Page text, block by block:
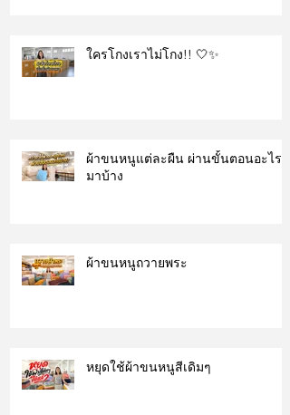
ใครโกงเราไม่โกง!! 🤍✨
ผ้าขนหนูแต่ละผืน ผ่านขั้นตอนอะไร
มาบ้าง
ผ้าขนหนูถวายพระ
หยุดใช้ผ้าขนหนูสีเดิมๆ